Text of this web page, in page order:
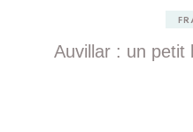
Auvillar : un petit